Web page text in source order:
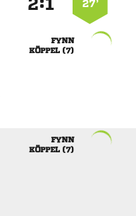
27’
:

 

 